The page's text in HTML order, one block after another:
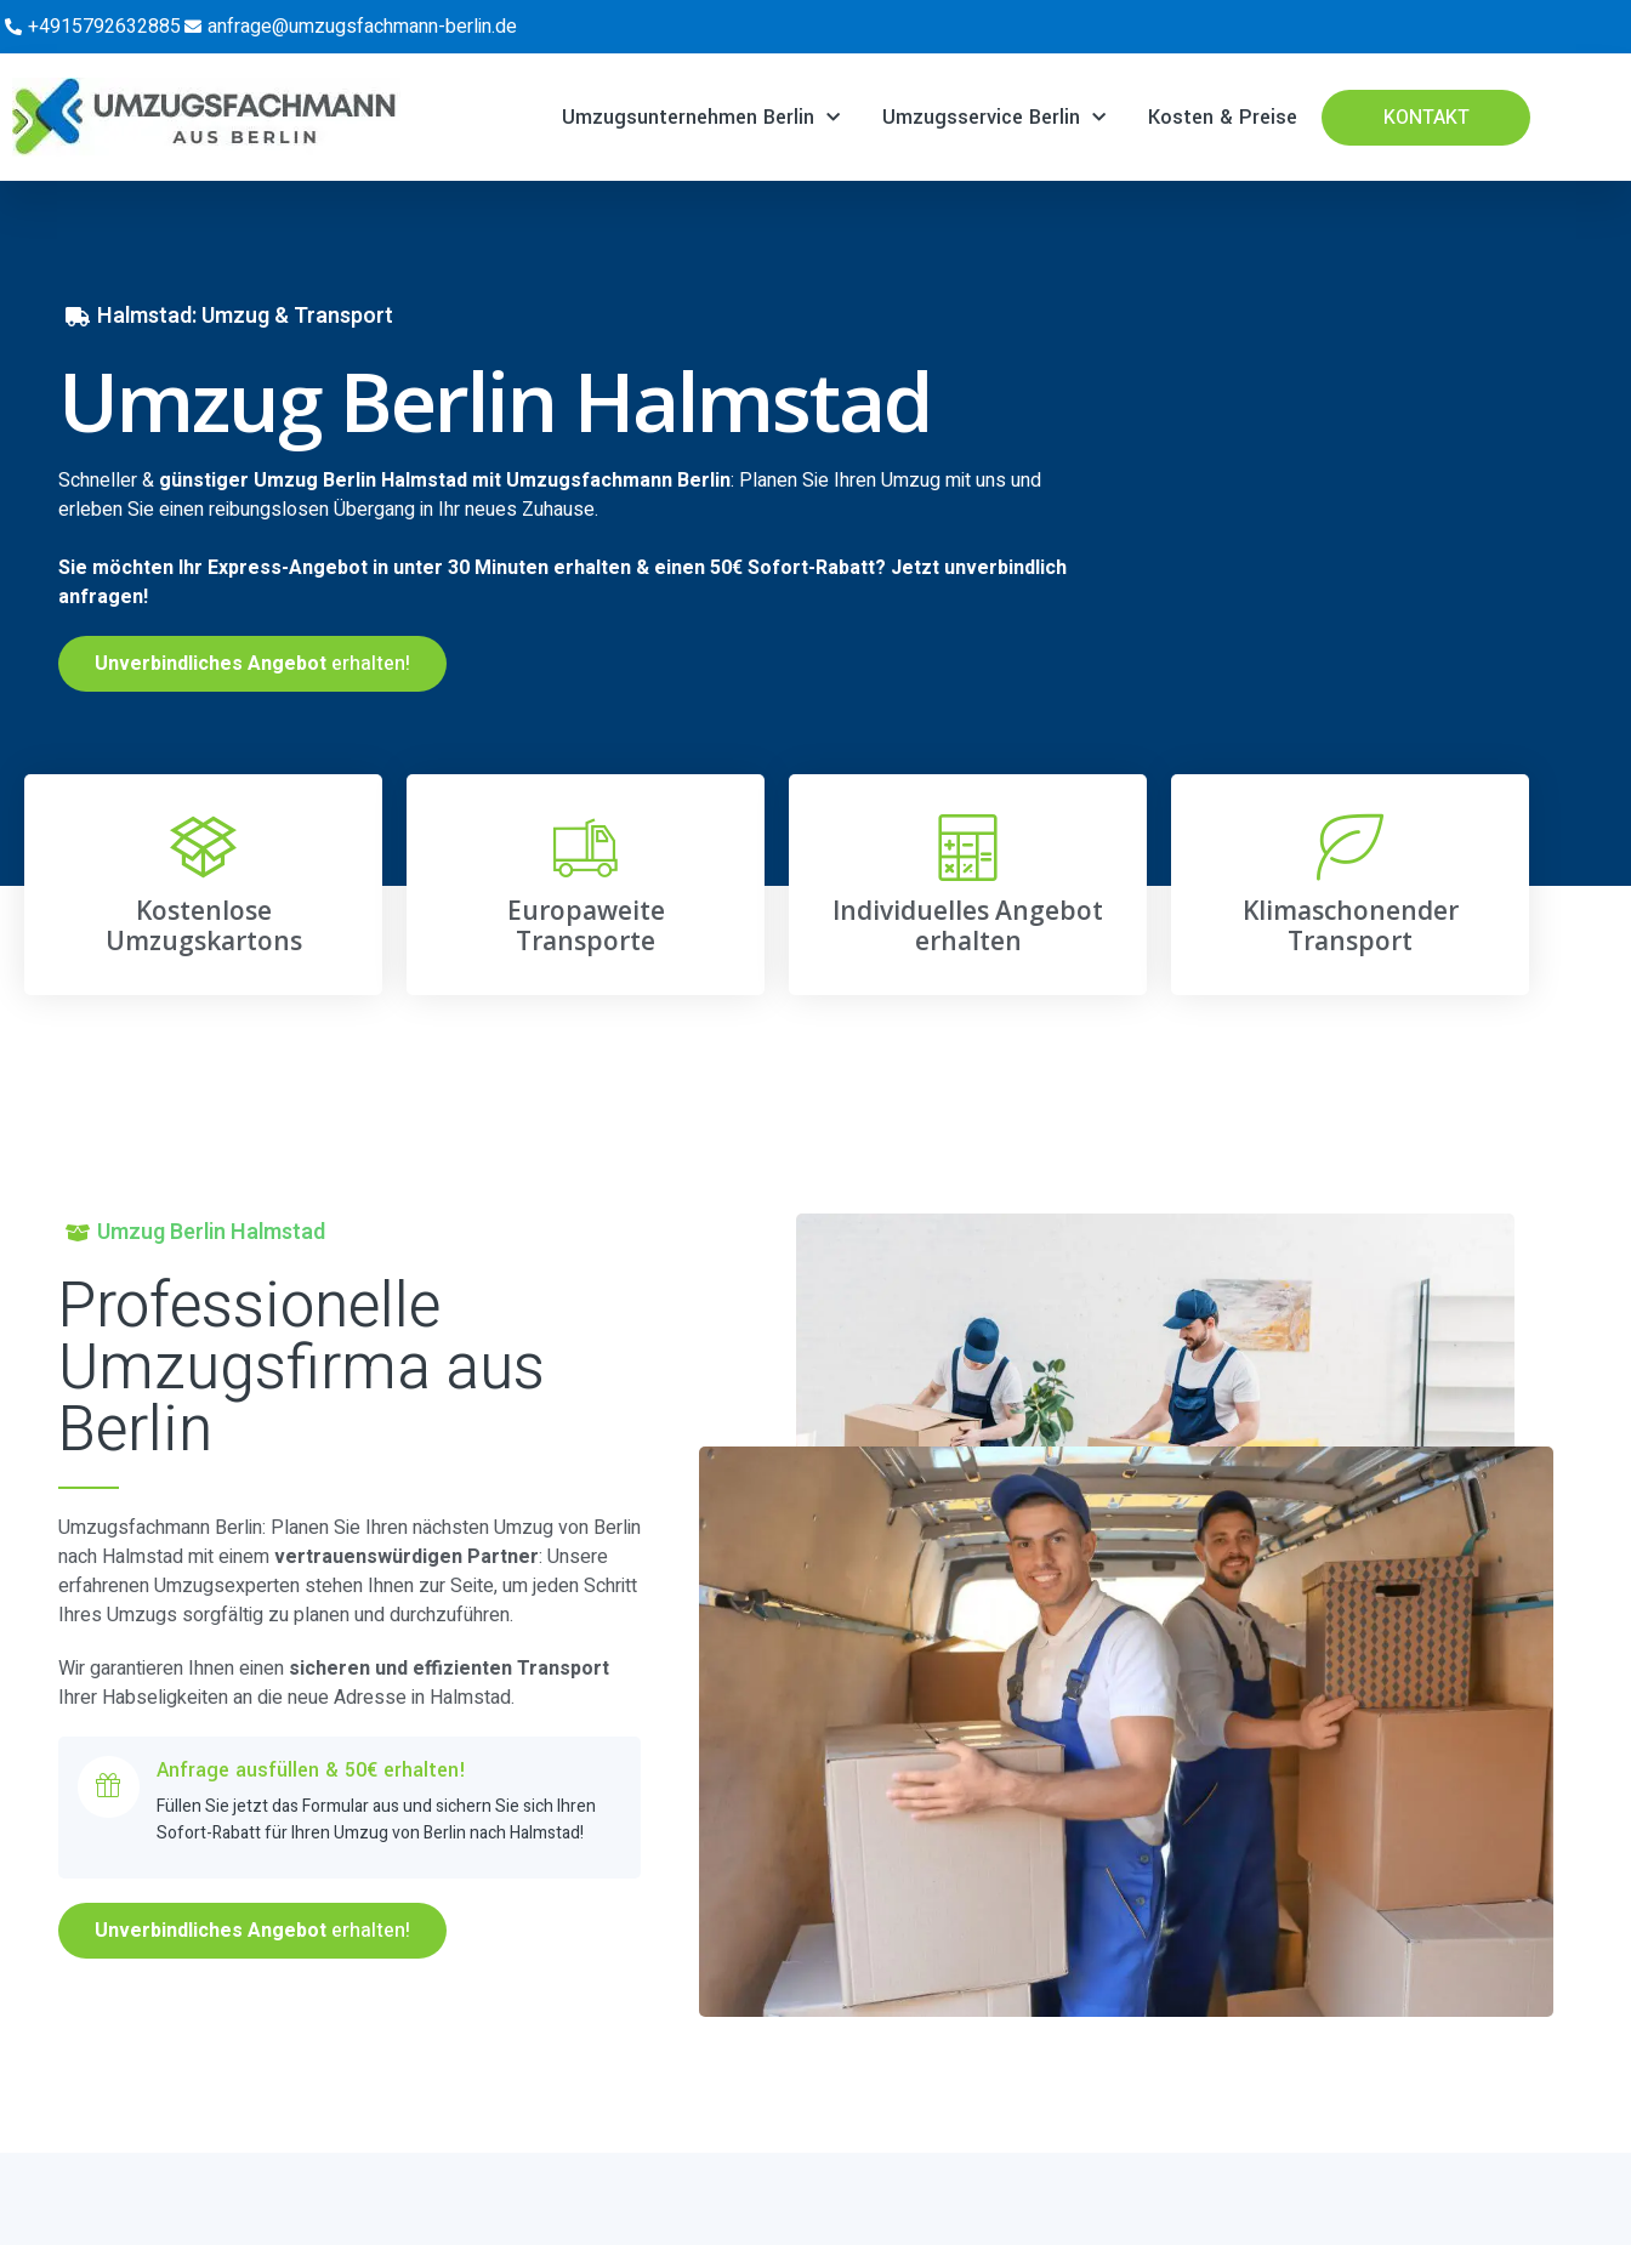
+4915792632885 anfrage@umzugsfachmann-berlin.de
Umzugsunternehmen Berlin Umzugsservice Berlin Kosten & Preise KONTAKT
Halmstad: Umzug & Transport
Umzug Berlin Halmstad
Schneller & günstiger Umzug Berlin Halmstad mit Umzugsfachmann Berlin: Planen Sie Ihren Umzug mit uns und
erleben Sie einen reibungslosen Übergang in Ihr neues Zuhause.
Sie möchten Ihr Express-Angebot in unter 30 Minuten erhalten & einen50€Sofort-Rabatt? Jetzt unverbindlich
anfragen!
Unverbindliches Angebot erhalten!
Kostenlose
Umzugskartons
Europaweite
Transporte
Individuelles Angebot
erhalten
Klimaschonender
Transport
Umzug Berlin Halmstad
Professionelle
Umzugsfirma aus
Berlin
Umzugsfachmann Berlin: Planen Sie Ihren nächsten Umzug von Berlin
nach Halmstad mit einemvertrauenswürdigen Partner: Unsere
erfahrenen Umzugsexperten stehen Ihnen zur Seite, um jeden Schritt
Ihres Umzugs sorgfältig zu planen und durchzuführen.
Wir garantieren Ihnen einen sicheren und effizienten Transport
Ihrer Habseligkeiten an die neue Adresse in Halmstad.
Anfrage ausfüllen & 50€ erhalten!
Füllen Sie jetzt das Formular aus und sichern Sie sich Ihren
Sofort-Rabatt für Ihren Umzug von Berlin nach Halmstad!
Unverbindliches Angebot erhalten!